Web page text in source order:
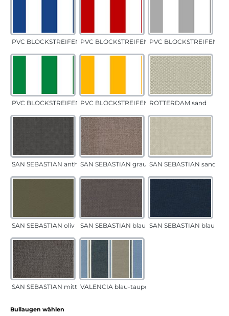
PVC BLOCKSTREIFEN blauPVC BLOCKSTREIFEN rotPVC BLOCKSTREIFEN
PVC BLOCKSTREIFEN grünPVC BLOCKSTREIFEN gelbROTTERDAM sand
SAN SEBASTIAN anthrazitSAN SEBASTIAN grau-sandSAN SEBASTIAN sand
SAN SEBASTIAN oliv SAN SEBASTIAN blau-sandSAN SEBASTIAN blau
SAN SEBASTIAN mittelgrauVALENCIA blau-taupe
Bullaugen wählen